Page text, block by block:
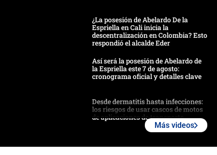
¿La posesión de Abelardo De la
Espriella en Cali inicia la
descentralización en Colombia? Esto
respondió el alcalde Eder
Así será la posesión de Abelardo de
la Espriella este 7 de agosto:
cronograma oficial y detalles clave
Desde dermatitis hasta infecciones:
los riesgos de usar cascos de motos
de aplicaciones de transporte
Más videos